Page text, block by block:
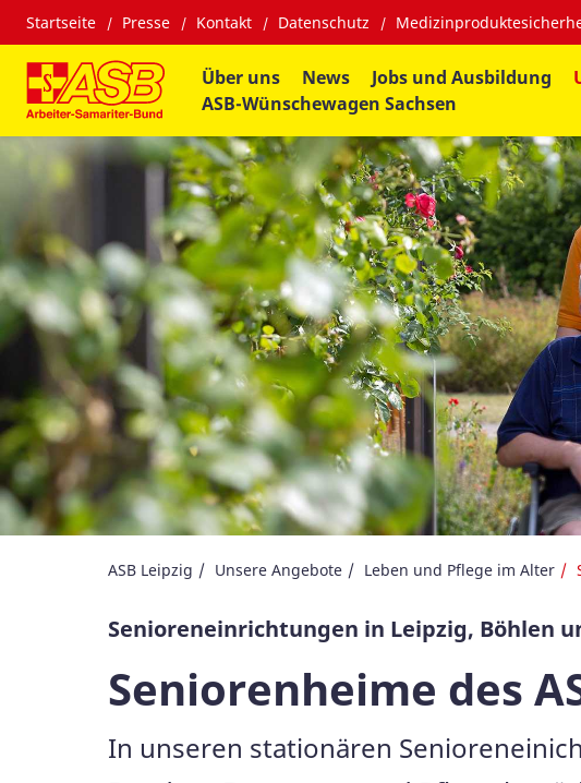
Startseite Presse Kontakt Datenschutz
Über uns News Jobs und Ausbildung
ASB-Wünschewagen Sachsen
ASB Leipzig Unsere Angebote Leben und Pflege im Alter
Senioreneinrichtungen in Leipzig, Böhlen
Seniorenheime des
In unseren stationären